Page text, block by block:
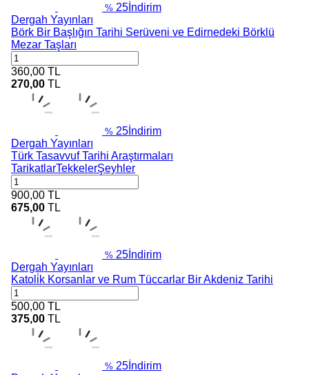
% 25 İndirim
Dergah Yayınları
Börk Bir Başlığın Tarihi Serüveni ve Edirnedeki Börklü
Mezar Taşları
360,00 TL
270,00 TL
% 25 İndirim
Dergah Yayınları
Türk Tasavvuf Tarihi Araştırmaları
TarikatlarTekkelerŞeyhler
900,00 TL
675,00 TL
% 25 İndirim
Dergah Yayınları
Katoli̇k Korsanlar ve Rum Tüccarlar Bir Akdeniz Tarihi
500,00 TL
375,00 TL
% 25 İndirim